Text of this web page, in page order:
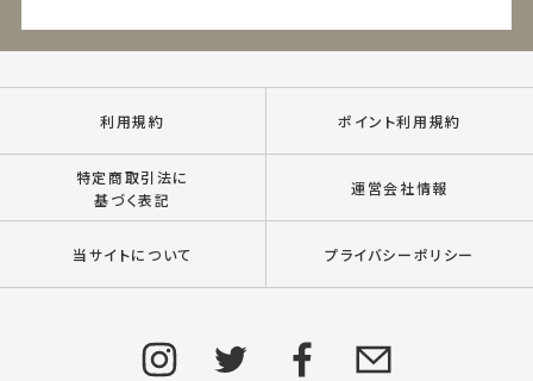
利用規約 ポイント利用規約
特定商取引法に
基づく表記
運営会社情報
当サイトについて プライバシーポリシー